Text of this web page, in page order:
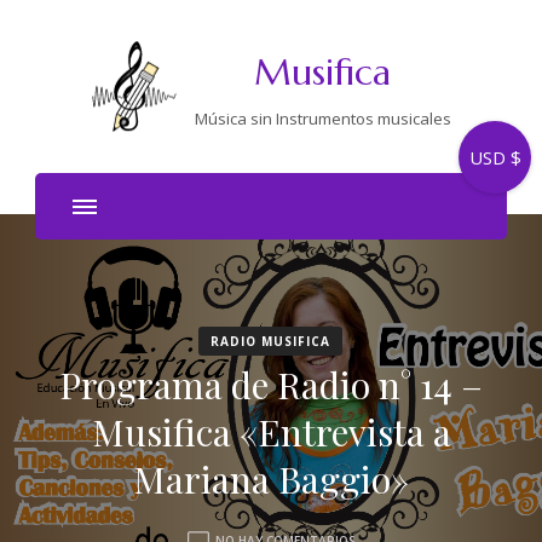
Musifica
Música sin Instrumentos musicales
RADIO MUSIFICA
Programa de Radio n° 14 –
Musifica «Entrevista a
Mariana Baggio»
USD $